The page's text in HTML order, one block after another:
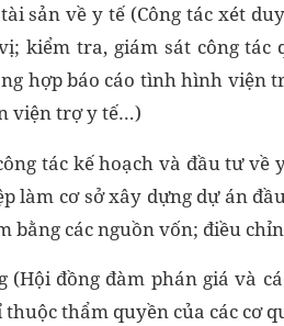
sản về y tế (Công tác xét
kiểm tra, giám sát công
hợp báo cáo tình hình viện
viện trợ y tế…)
tác kế hoạch và đầu tư
làm cơ sở xây dựng dự án
bằng các nguồn vốn; điều
(Hội đồng đàm phán giá và
thẩm quyền của các cơ